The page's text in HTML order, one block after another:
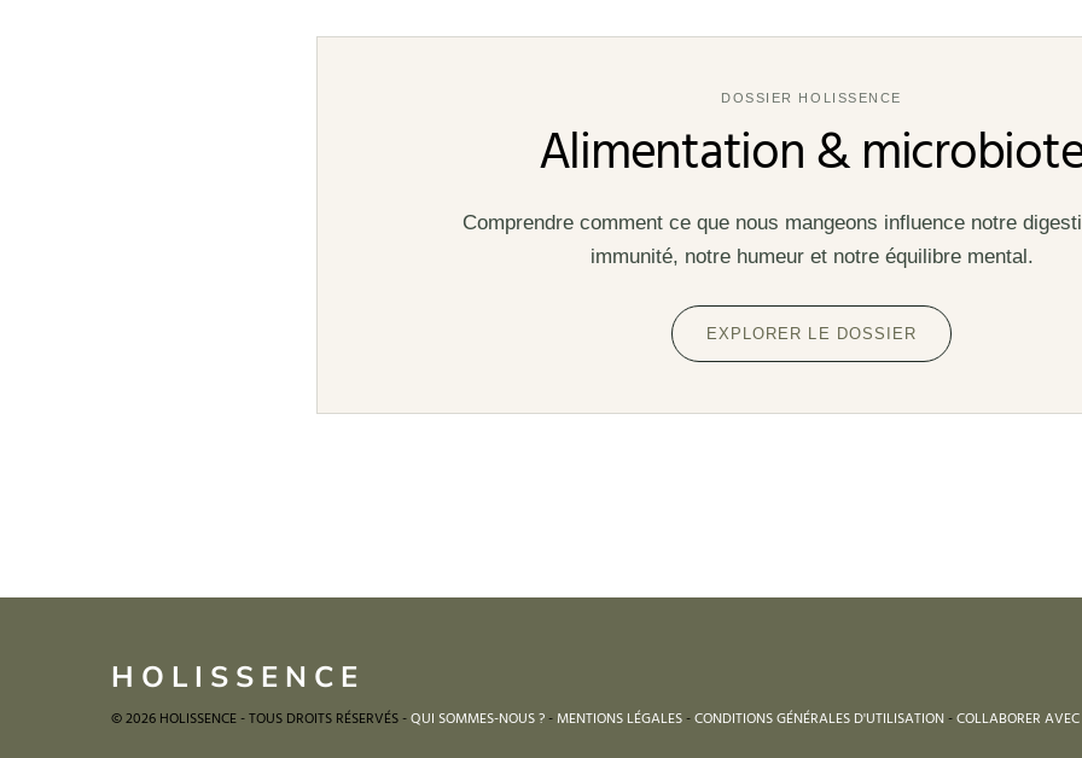
DOSSIER HOLISSENCE
Alimentation &
Comprendre comment ce que nous mangeons influence notre
immunité, notre humeur et notre équilibre mental.
EXPLORER LE DOSSIER
HOLISSENCE
© 2026 HOLISSENCE - TOUS DROITS RÉSERVÉS -QUI SOMMES-NOUS ?- MENTIONS LÉGALES-CONDITIONS GÉNÉRALES D'UTILISATION-COLLABORER